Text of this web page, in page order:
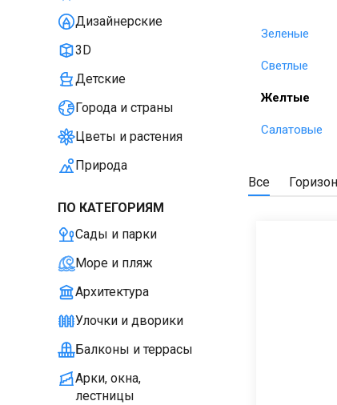
Дизайнерские
3D
Детские
Города и страны
Цветы и растения
Природа
ПО КАТЕГОРИЯМ
Сады и парки
Море и пляж
Архитектура
Улочки и дворики
Балконы и террасы
Арки, окна,
лестницы
Зеленые
Светлые
Желтые
Салатовые
Все